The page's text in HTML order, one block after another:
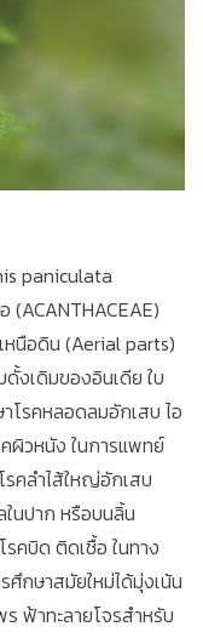
paniculata
(ACANTHACEAE)
หนือดิน (Aerial parts)
ดั้งเดิมของอินเดีย ใบ
โรคหลอดลมอักเสบ ไอ
คผิวหนัง ในการแพทย์
คลำไส้ใหญ่อักเสบ
ในปาก หรือบนลิ้น
รคบิด ติดเชื้อ ในทาง
ศึกษาสมัยใหม่ได้มุ่งเน้น
ฟ้าทะลายโจรสำหรับ